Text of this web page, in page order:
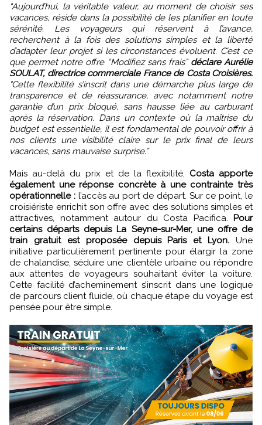
“Aujourd’hui, la véritable valeur, au moment de choisir ses
vacances, réside dans la possibilité de les planifier en toute
sérénité. Les voyageurs qui réservent à l’avance,
recherchent à la fois des solutions simples et la liberté
d’adapter leur projet si les circonstances évoluent. C’est ce
que permet notre offre “Modifiez sans frais” déclare Aurélie
SOULAT, directrice commerciale France de Costa Croisières.
"Cette flexibilité s’inscrit dans une démarche plus large de
transparence et de réassurance, avec notamment notre
garantie d’un prix bloqué, sans hausse liée au carburant
après la réservation. Dans un contexte où la maîtrise du
budget est essentielle, il est fondamental de pouvoir offrir à
nos clients une visibilité claire sur le prix final de leurs
vacances, sans mauvaise surprise.”
Mais au-delà du prix et de la flexibilité, Costa apporte
également une réponse concrète à une contrainte très
opérationnelle :l’accès au port de départ. Sur ce point, le
croisiériste enrichit son offre avec des solutions simples et
attractives, notamment autour du Costa Pacifica. Pour
certains départs depuis La Seyne-sur-Mer, une offre de
train gratuit est proposée depuis Paris et Lyon. Une
initiative particulièrement pertinente pour élargir la zone
de chalandise, séduire une clientèle urbaine ou répondre
aux attentes de voyageurs souhaitant éviter la voiture.
Cette facilité d’acheminement s’inscrit dans une logique
de parcours client fluide, où chaque étape du voyage est
pensée pour être simple.